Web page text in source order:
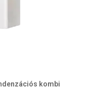
kombi